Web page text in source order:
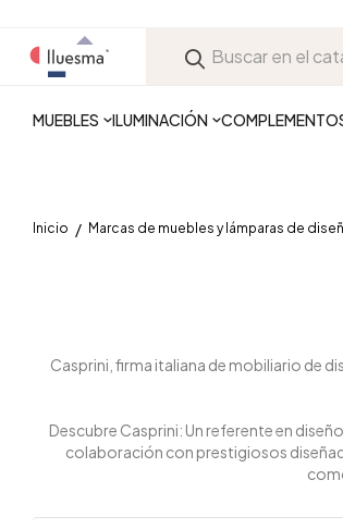
MUEBLES ILUMINACIÓN
Inicio Marcas de muebles y lámparas de
Casprini, firma italiana de mobiliario de
Descubre Casprini: Un referente en
colaboración con prestigiosos